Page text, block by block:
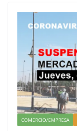
COMERCIO/EMPRESA